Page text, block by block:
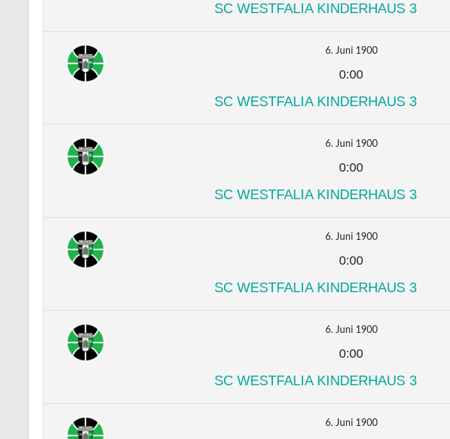
SC WESTFALIA KINDERHAUS 3
6. Juni 1900
0:00
SC WESTFALIA KINDERHAUS 3
6. Juni 1900
0:00
SC WESTFALIA KINDERHAUS 3
6. Juni 1900
0:00
SC WESTFALIA KINDERHAUS 3
6. Juni 1900
0:00
SC WESTFALIA KINDERHAUS 3
6. Juni 1900